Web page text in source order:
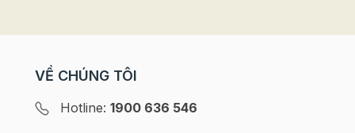
Marshmallow 120g - Bơ 56g - Bơ đậu phộng
Đậu phộng 100g - Socola đen 300g
VỀ CHÚNG TÔI
Hotline: 1900 636 546